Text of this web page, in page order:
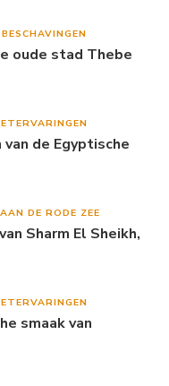
oude stad Thebe
de Egyptische
DE RODE ZEE
Sharm El Sheikh,
smaak van